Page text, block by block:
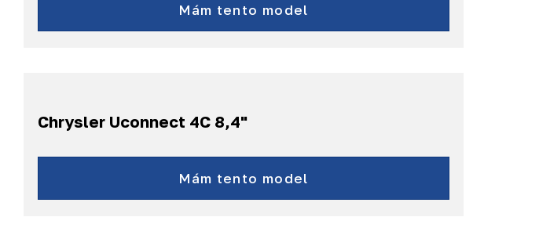
MiTo
a ďalšie...
Mám tento model
Chrysler Uconnect 4C 8,4"
300
Pacifica
a ďalšie...
Mám tento model